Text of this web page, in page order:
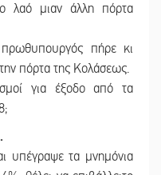
λαό μιαν άλλη πόρτα
πήρε κι
πόρτα της Κολάσεως.
για έξοδο από τα
υπέγραψε τα μνημόνια